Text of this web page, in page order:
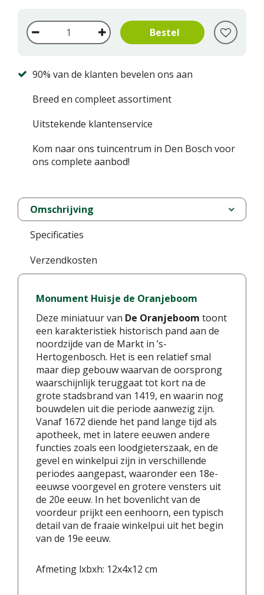
90% van de klanten bevelen ons aan
Breed en compleet assortiment
Uitstekende klantenservice
Kom naar ons tuincentrum in Den Bosch voor
ons complete aanbod!
Omschrijving
Specificaties
Verzendkosten
Monument Huisje de Oranjeboom
Deze miniatuur van De Oranjeboom toont
een karakteristiek historisch pand aan de
noordzijde van de Markt in ’s-
Hertogenbosch. Het is een relatief smal
maar diep gebouw waarvan de oorsprong
waarschijnlijk teruggaat tot kort na de
grote stadsbrand van 1419, en waarin nog
bouwdelen uit die periode aanwezig zijn.
Vanaf 1672 diende het pand lange tijd als
apotheek, met in latere eeuwen andere
functies zoals een loodgieterszaak, en de
gevel en winkelpui zijn in verschillende
periodes aangepast, waaronder een 18e-
eeuwse voorgevel en grotere vensters uit
de 20e eeuw. In het bovenlicht van de
voordeur prijkt een eenhoorn, een typisch
detail van de fraaie winkelpui uit het begin
van de 19e eeuw.
Afmeting lxbxh: 12x4x12 cm